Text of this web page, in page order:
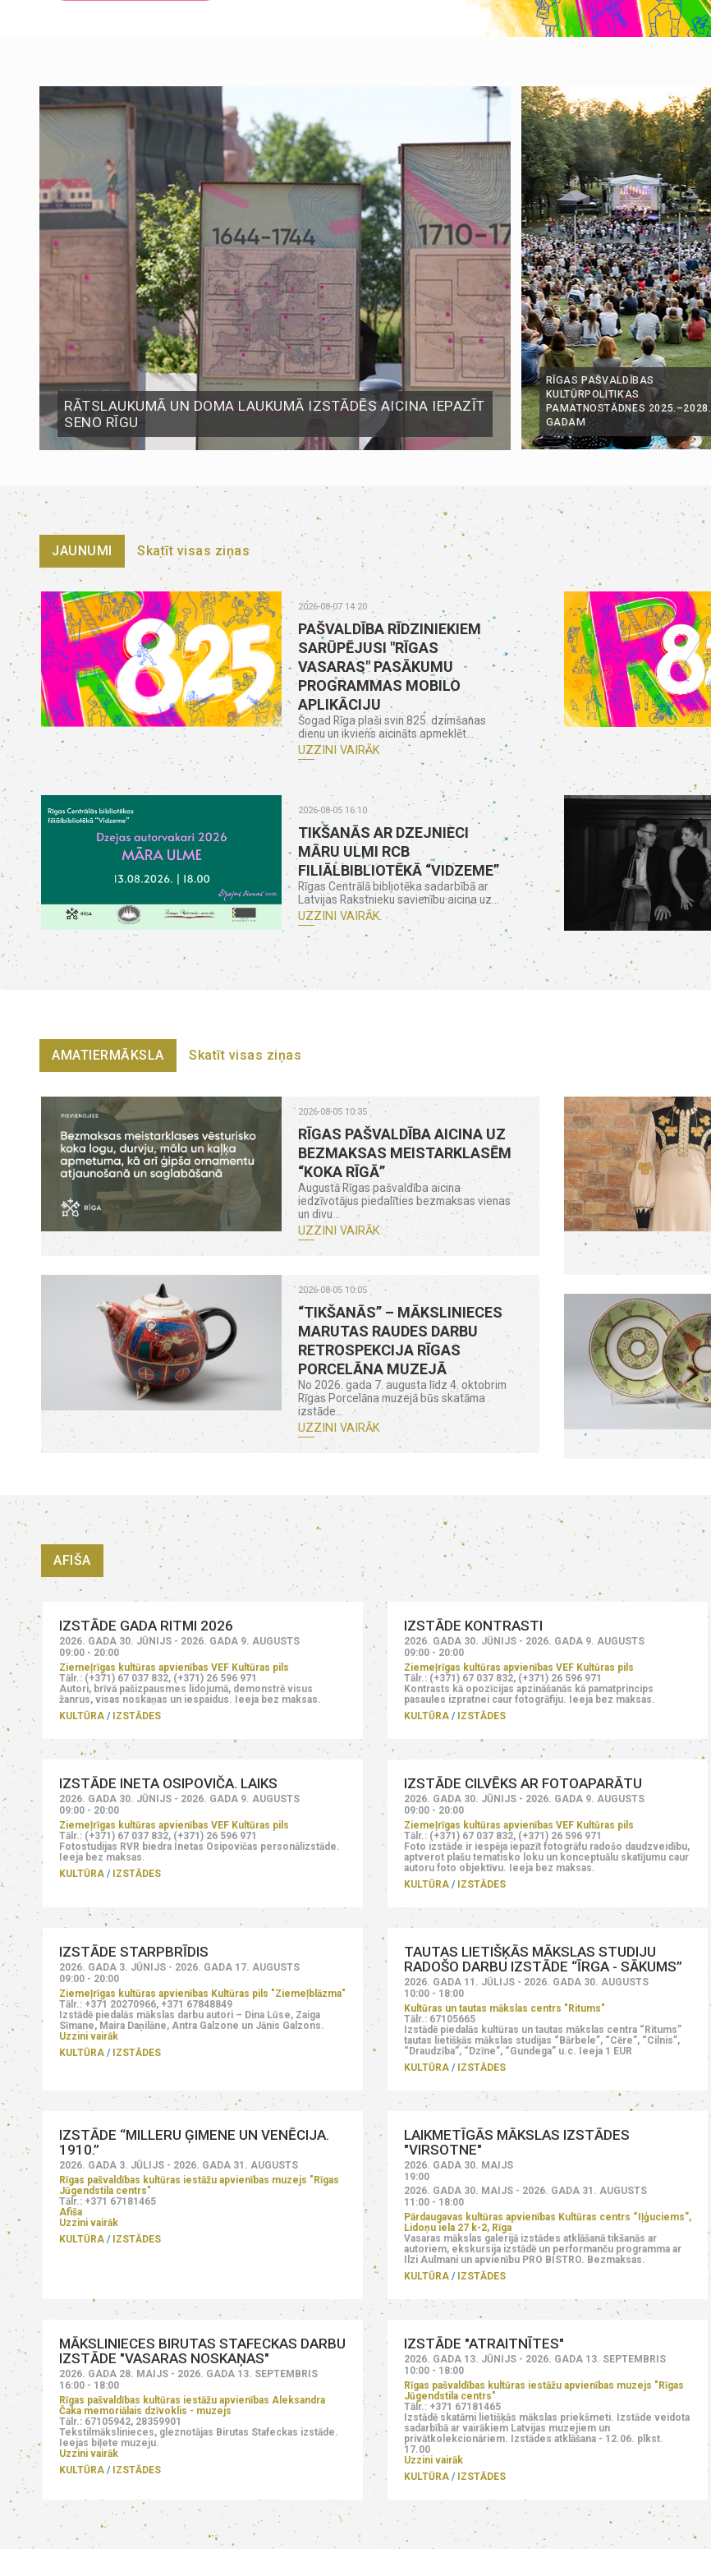
RĀTSLAUKUMĀ UN DOMA LAUKUMĀ IZSTĀDĒS AICINA IEPAZĪT
SENO RĪGU
RĪGAS PAŠVALDĪBAS
KULTŪRPOLITIKAS
PAMATNOSTĀDNES 2025.–2028.
GADAM
JAUNUMI Skatīt visas ziņas
2026-08-07 14:20
PAŠVALDĪBA RĪDZINIEKIEM
SARŪPĒJUSI "RĪGAS
VASARAS" PASĀKUMU
PROGRAMMAS MOBILO
APLIKĀCIJU
Šogad Rīga plaši svin 825. dzimšanas
dienu un ikviens aicināts apmeklēt...
UZZINI VAIRĀK
2026-08-05 16:10
TIKŠANĀS AR DZEJNIECI
MĀRU ULMI RCB
FILIĀLBIBLIOTĒKĀ “VIDZEME”
Rīgas Centrālā bibliotēka sadarbībā ar
Latvijas Rakstnieku savienību aicina uz...
UZZINI VAIRĀK
AMATIERMĀKSLA Skatīt visas ziņas
2026-08-05 10:35
RĪGAS PAŠVALDĪBA AICINA UZ
BEZMAKSAS MEISTARKLASĒM
“KOKA RĪGĀ”
Augustā Rīgas pašvaldība aicina
iedzīvotājus piedalīties bezmaksas vienas
un divu...
UZZINI VAIRĀK
2026-08-05 10:05
“TIKŠANĀS” – MĀKSLINIECES
MARUTAS RAUDES DARBU
RETROSPEKCIJA RĪGAS
PORCELĀNA MUZEJĀ
No 2026. gada 7. augusta līdz 4. oktobrim
Rīgas Porcelāna muzejā būs skatāma
izstāde...
UZZINI VAIRĀK
AFIŠA
IZSTĀDE GADA RITMI 2026
2026. GADA 30. JŪNIJS - 2026. GADA 9. AUGUSTS
09:00 - 20:00
Ziemeļrīgas kultūras apvienības VEF Kultūras pils
Tālr.: (+371) 67 037 832, (+371) 26 596 971
Autori, brīvā pašizpausmes lidojumā, demonstrē visus
žanrus, visas noskaņas un iespaidus. Ieeja bez maksas.
KULTŪRA
IZSTĀDES
IZSTĀDE KONTRASTI
2026. GADA 30. JŪNIJS - 2026. GADA 9. AUGUSTS
09:00 - 20:00
Ziemeļrīgas kultūras apvienības VEF Kultūras pils
Tālr.: (+371) 67 037 832, (+371) 26 596 971
Kontrasts kā opozīcijas apzināšanās kā pamatprincips
pasaules izpratnei caur fotogrāfiju. Ieeja bez maksas.
KULTŪRA
IZSTĀDES
IZSTĀDE INETA OSIPOVIČA. LAIKS
2026. GADA 30. JŪNIJS - 2026. GADA 9. AUGUSTS
09:00 - 20:00
Ziemeļrīgas kultūras apvienības VEF Kultūras pils
Tālr.: (+371) 67 037 832, (+371) 26 596 971
Fotostudijas RVR biedra Inetas Osipovičas personālizstāde.
Ieeja bez maksas.
KULTŪRA
IZSTĀDES
IZSTĀDE CILVĒKS AR FOTOAPARĀTU
2026. GADA 30. JŪNIJS - 2026. GADA 9. AUGUSTS
09:00 - 20:00
Ziemeļrīgas kultūras apvienības VEF Kultūras pils
Tālr.: (+371) 67 037 832, (+371) 26 596 971
Foto izstāde ir iespēja iepazīt fotogrāfu radošo daudzveidību,
aptverot plašu tematisko loku un konceptuālu skatījumu caur
autoru foto objektīvu. Ieeja bez maksas.
KULTŪRA
IZSTĀDES
IZSTĀDE STARPBRĪDIS
2026. GADA 3. JŪNIJS - 2026. GADA 17. AUGUSTS
09:00 - 20:00
Ziemeļrīgas kultūras apvienības Kultūras pils "Ziemeļblāzma"
Tālr.: +371 20270966, +371 67848849
Izstādē piedalās mākslas darbu autori – Dina Lūse, Zaiga
Sīmane, Maira Daņilāne, Antra Galzone un Jānis Galzons.
Uzzini vairāk
KULTŪRA
IZSTĀDES
TAUTAS LIETIŠĶĀS MĀKSLAS STUDIJU
RADOŠO DARBU IZSTĀDE “ĪRGA - SĀKUMS”
2026. GADA 11. JŪLIJS - 2026. GADA 30. AUGUSTS
10:00 - 18:00
Kultūras un tautas mākslas centrs "Ritums"
Tālr.: 67105665
Izstādē piedalās kultūras un tautas mākslas centra “Ritums”
tautas lietišķās mākslas studijas “Bārbele”, “Cēre”, “Cilnis”,
“Draudzība”, “Dzīne”, “Gundega” u.c. Ieeja 1 EUR
KULTŪRA
IZSTĀDES
IZSTĀDE “MILLERU ĢIMENE UN VENĒCIJA.
1910.”
2026. GADA 3. JŪLIJS - 2026. GADA 31. AUGUSTS
Rīgas pašvaldības kultūras iestāžu apvienības muzejs "Rīgas
Jūgendstila centrs"
Tālr.: +371 67181465
Afiša
Uzzini vairāk
KULTŪRA
IZSTĀDES
LAIKMETĪGĀS MĀKSLAS IZSTĀDES
"VIRSOTNE"
2026. GADA 30. MAIJS
19:00
2026. GADA 30. MAIJS - 2026. GADA 31. AUGUSTS
11:00 - 18:00
Pārdaugavas kultūras apvienības Kultūras centrs “Iļģuciems”,
Lidoņu iela 27 k-2, Rīga
Vasaras mākslas galerijā izstādes atklāšanā tikšanās ar
autoriem, ekskursija izstādē un performanču programma ar
Ilzi Aulmani un apvienību PRO BISTRO. Bezmaksas.
KULTŪRA
IZSTĀDES
MĀKSLINIECES BIRUTAS STAFECKAS DARBU
IZSTĀDE "VASARAS NOSKAŅAS"
2026. GADA 28. MAIJS - 2026. GADA 13. SEPTEMBRIS
16:00 - 18:00
Rīgas pašvaldības kultūras iestāžu apvienības Aleksandra
Čaka memoriālais dzīvoklis - muzejs
Tālr.: 67105942, 28359901
Tekstilmākslinieces, gleznotājas Birutas Stafeckas izstāde.
Ieejas biļete muzeju.
Uzzini vairāk
KULTŪRA
IZSTĀDES
IZSTĀDE "ATRAITNĪTES"
2026. GADA 13. JŪNIJS - 2026. GADA 13. SEPTEMBRIS
10:00 - 18:00
Rīgas pašvaldības kultūras iestāžu apvienības muzejs "Rīgas
Jūgendstila centrs"
Tālr.: +371 67181465
Izstādē skatāmi lietišķās mākslas priekšmeti. Izstāde veidota
sadarbībā ar vairākiem Latvijas muzejiem un
privātkolekcionāriem. Izstādes atklāšana - 12.06. plkst.
17.00
Uzzini vairāk
KULTŪRA
IZSTĀDES